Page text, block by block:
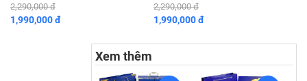
2,290,000 đ
1,990,000 đ
2,290,000 đ
1,990,000 đ
Xem thêm